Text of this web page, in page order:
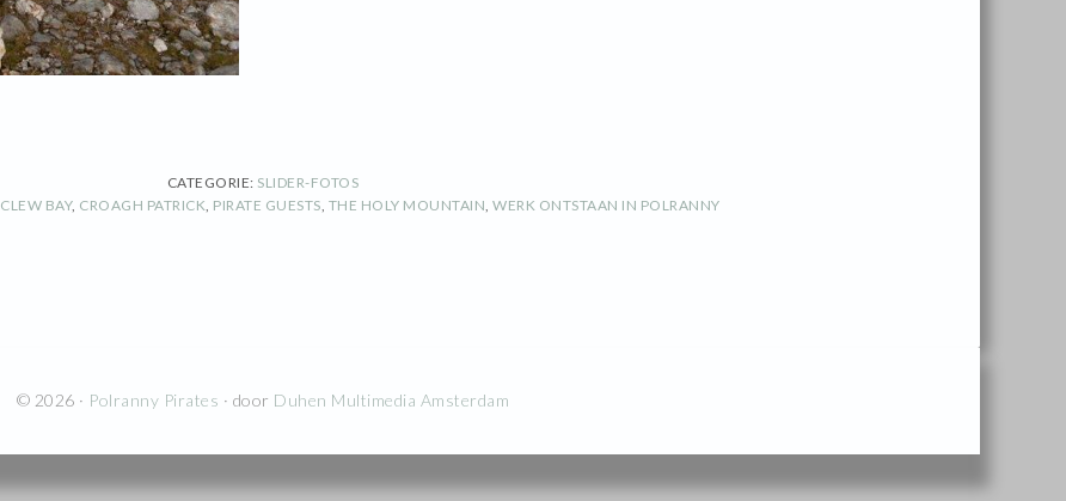
CATEGORIE: SLIDER-FOTOS
CLEW BAY, CROAGH PATRICK PIRATE GUESTS THE HOLY MOUNTAIN ,WERK ONTSTAAN IN POLRANNY
© 2026 · Polranny Pirates · door Duhen Multimedia Amsterdam